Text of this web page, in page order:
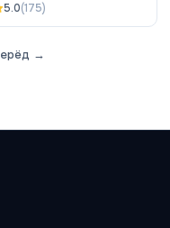
5.0(175)
→